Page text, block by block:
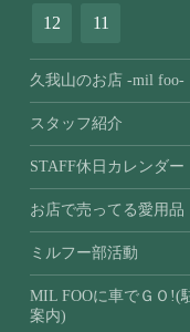
12 11
久我山のお店 -mil foo-
スタッフ紹介
STAFF休日カレンダー
お店で売ってる愛用品
ミルフー部活動
MIL FOOに車でＧＯ!(
案内)